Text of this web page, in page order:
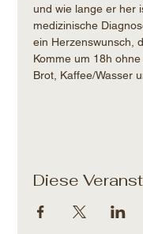
und wie lange er her
medizinische
ein Herzenswunsch,
Komme um 18h
Brot, Kaffee/Wasser
Diese